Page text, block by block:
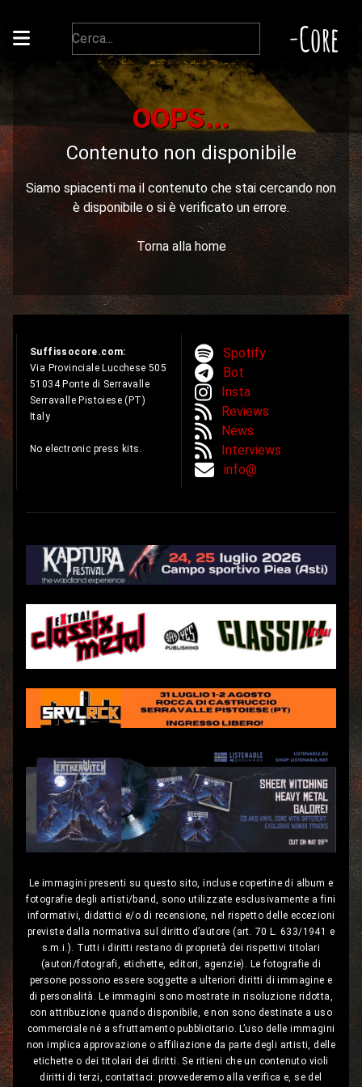
-Core
OOPS...
Contenuto non disponibile
Siamo spiacenti ma il contenuto che stai cercando non
è disponibile o si è verificato un errore.
Torna alla home
Suffissocore.com:
Via Provinciale Lucchese 505
51034 Ponte di Serravalle
Serravalle Pistoiese (PT)
Italy
No electronic press kits.
Spotify
Bot
Insta
Reviews
News
Interviews
info@
Le immagini presenti su questo sito, incluse copertine di album e
fotografie degli artisti/band, sono utilizzate esclusivamente a fini
informativi, didattici e/o di recensione, nel rispetto delle eccezioni
previste dalla normativa sul diritto d’autore (art. 70 L. 633/1941 e
s.m.i.). Tutti i diritti restano di proprietà dei rispettivi titolari
(autori/fotografi, etichette, editori, agenzie). Le fotografie di
persone possono essere soggette a ulteriori diritti di immagine e
di personalità. Le immagini sono mostrate in risoluzione ridotta,
con attribuzione quando disponibile, e non sono destinate a uso
commerciale né a sfruttamento pubblicitario. L’uso delle immagini
non implica approvazione o affiliazione da parte degli artisti, delle
etichette o dei titolari dei diritti. Se ritieni che un contenuto violi
diritti di terzi, contattaci: provvederemo alla verifica e, se del